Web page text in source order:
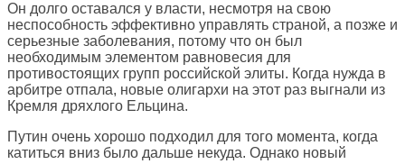
Он долго оставался у власти, несмотря на свою
неспособность эффективно управлять страной, а позже и
серьезные заболевания, потому что он был
необходимым элементом равновесия для
противостоящих групп российской элиты. Когда нужда в
арбитре отпала, новые олигархи на этот раз выгнали из
Кремля дряхлого Ельцина.
Путин очень хорошо подходил для того момента, когда
катиться вниз было дальше некуда. Однако новый